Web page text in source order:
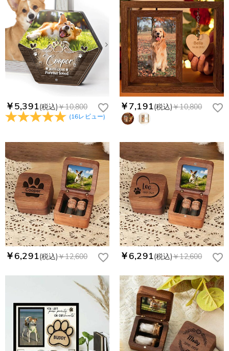
￥5,391(税込)￥10,800
(16レビュー)
￥7,191(税込)￥10,800
￥6,291(税込)￥12,600 ￥6,291(税込)￥12,600